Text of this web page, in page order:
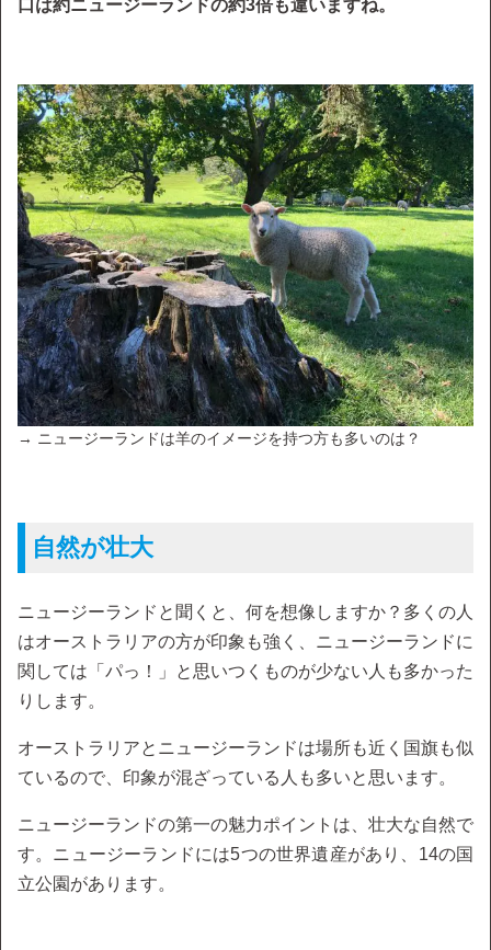
口は約ニュージーランドの約3倍も違いますね。
→ ニュージーランドは羊のイメージを持つ方も多いのは？
自然が壮大
ニュージーランドと聞くと、何を想像しますか？多くの人
はオーストラリアの方が印象も強く、ニュージーランドに
関しては「パっ！」と思いつくものが少ない人も多かった
りします。
オーストラリアとニュージーランドは場所も近く国旗も似
ているので、印象が混ざっている人も多いと思います。
ニュージーランドの第一の魅力ポイントは、壮大な自然で
す。ニュージーランドには5つの世界遺産があり、14の国
立公園があります。